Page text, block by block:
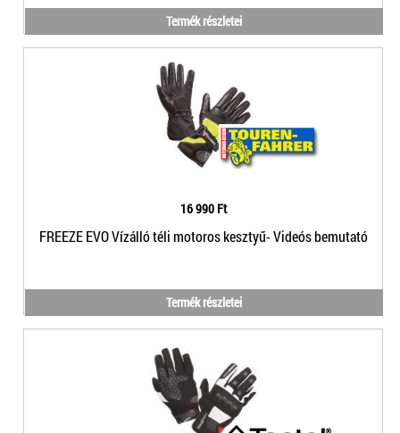
Termék részletei
16 990 Ft
FREEZE EVO Vízálló téli motoros kesztyű- Videós bemutató
Termék részletei